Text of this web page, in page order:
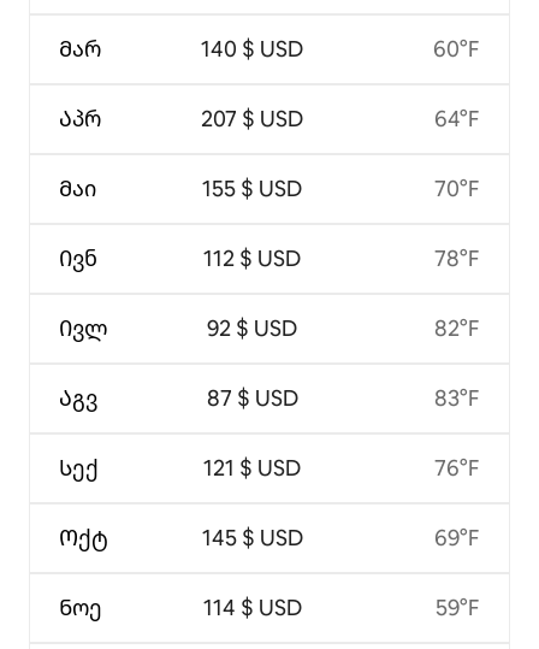
Მარ
Აპრ
Მაი
Ივნ
Ივლ
Აგვ
Სექ
Ოქტ
Ნოე
140 $ USD
207 $ USD
155 $ USD
112 $ USD
92 $ USD
87 $ USD
121 $ USD
145 $ USD
114 $ USD
60°F
64°F
70°F
78°F
82°F
83°F
76°F
69°F
59°F